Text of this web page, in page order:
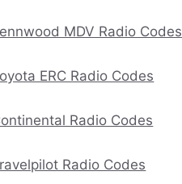
MDV Radio Codes
ERC Radio Codes
Radio Codes
Radio Codes